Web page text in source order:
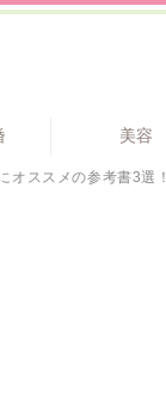
美容
オススメの参考書3選！